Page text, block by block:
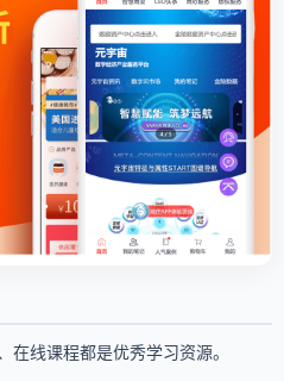
在线课程都是优秀学习资源。